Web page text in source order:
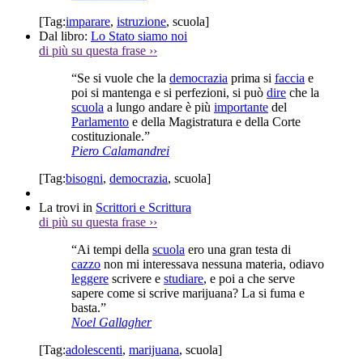
[Tag:imparare, istruzione, scuola]
Dal libro: Lo Stato siamo noi
di più su questa frase ››
“Se si vuole che la democrazia prima si faccia e
poi si mantenga e si perfezioni, si può dire che la
scuola a lungo andare è più importante del
Parlamento e della Magistratura e della Corte
costituzionale.”
Piero Calamandrei
[Tag:bisogni, democrazia, scuola]
La trovi in Scrittori e Scrittura
di più su questa frase ››
“Ai tempi della scuola ero una gran testa di
cazzo non mi interessava nessuna materia, odiavo
leggere scrivere e studiare, e poi a che serve
sapere come si scrive marijuana? La si fuma e
basta.”
Noel Gallagher
[Tag:adolescenti, marijuana, scuola]